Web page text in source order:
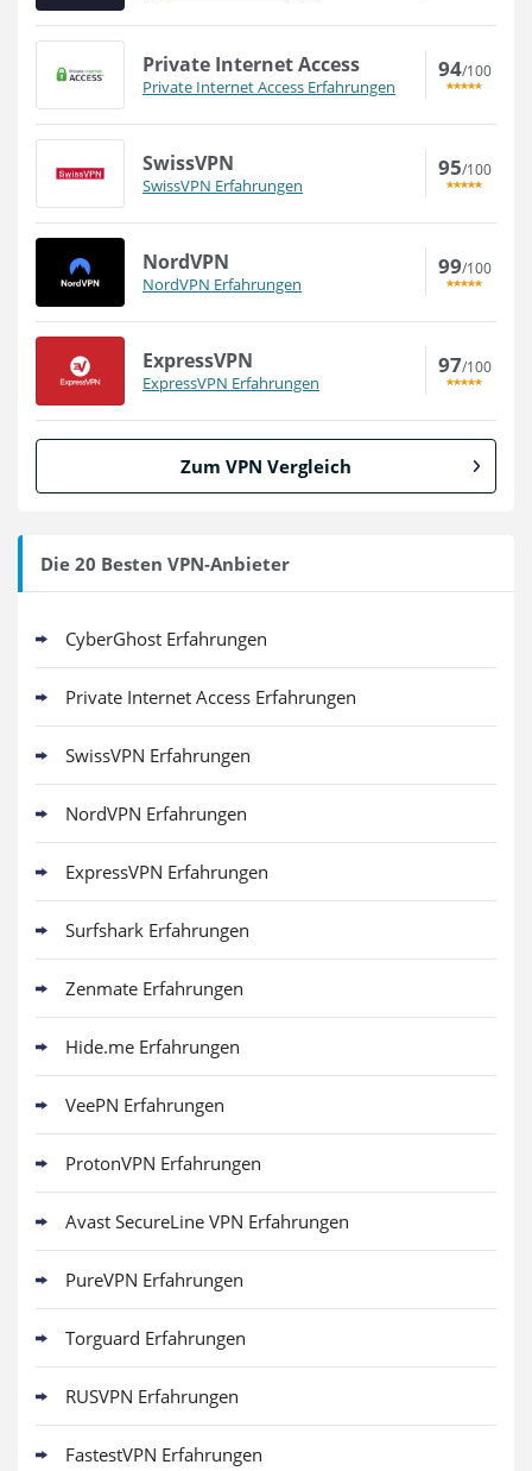
Private Internet Access
Private Internet Access Erfahrungen
94/100
SwissVPN
SwissVPN Erfahrungen
95/100
NordVPN
NordVPN Erfahrungen
99/100
ExpressVPN
ExpressVPN Erfahrungen
97/100
Zum VPN Vergleich
Die 20 Besten VPN-Anbieter
CyberGhost Erfahrungen
Private Internet Access Erfahrungen
SwissVPN Erfahrungen
NordVPN Erfahrungen
ExpressVPN Erfahrungen
Surfshark Erfahrungen
Zenmate Erfahrungen
Hide.me Erfahrungen
VeePN Erfahrungen
ProtonVPN Erfahrungen
Avast SecureLine VPN Erfahrungen
PureVPN Erfahrungen
Torguard Erfahrungen
RUSVPN Erfahrungen
FastestVPN Erfahrungen